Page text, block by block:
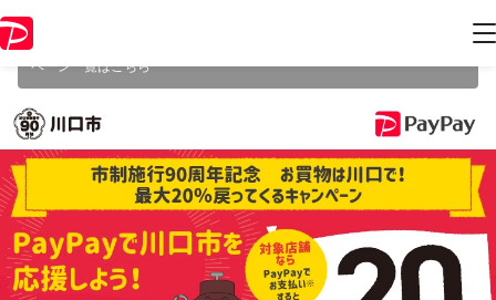
ジ内の情報はキャンペーン終了時点のものになります。
ペーン一覧はこちら